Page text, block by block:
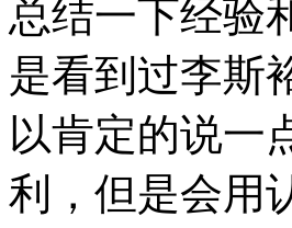
总结一下经验
是看到过李斯
以肯定的说一
利，但是会用